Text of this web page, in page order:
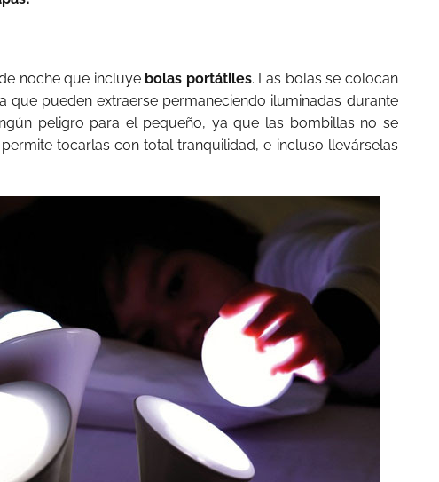
noche que incluye bolas portátiles. Las bolas se colocan
que pueden extraerse permaneciendo iluminadas durante
peligro para el pequeño, ya que las bombillas no se
tocarlas con total tranquilidad, e incluso llevárselas